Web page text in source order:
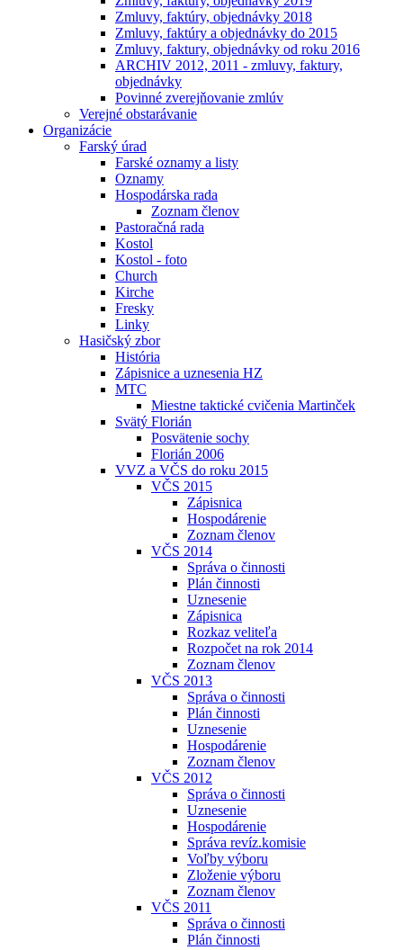
Zmluvy, faktúry, objednávky 2018
Zmluvy, faktúry a objednávky do 2015
Zmluvy, faktury, objednávky od roku 2016
ARCHIV 2012, 2011 - zmluvy, faktury,
objednávky
Povinné zverejňovanie zmlúv
Verejné obstarávanie
Organizácie
Farský úrad
Farské oznamy a listy
Oznamy
Hospodárska rada
Zoznam členov
Pastoračná rada
Kostol
Kostol - foto
Church
Kirche
Fresky
Linky
Hasičský zbor
História
Zápisnice a uznesenia HZ
MTC
Miestne taktické cvičenia Martinček
Svätý Florián
Posvätenie sochy
Florián 2006
VVZ a VČS do roku 2015
VČS 2015
Zápisnica
Hospodárenie
Zoznam členov
VČS 2014
Správa o činnosti
Plán činnosti
Uznesenie
Zápisnica
Rozkaz veliteľa
Rozpočet na rok 2014
Zoznam členov
VČS 2013
Správa o činnosti
Plán činnosti
Uznesenie
Hospodárenie
Zoznam členov
VČS 2012
Správa o činnosti
Uznesenie
Hospodárenie
Správa revíz.komisie
Voľby výboru
Zloženie výboru
Zoznam členov
VČS 2011
Správa o činnosti
Plán činnosti